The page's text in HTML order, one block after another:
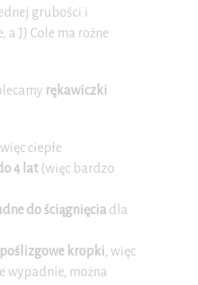
grubości i
JJ Cole ma rożne
rękawiczki
ciepłe
4 lat (więc bardzo
do ściągnięcia dla
kropki, więc
wypadnie, można